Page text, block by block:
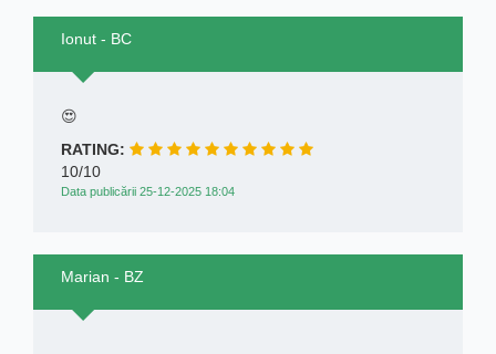
Ionut - BC
😍
RATING:
10/10
Data publicării 25-12-2025 18:04
Marian - BZ